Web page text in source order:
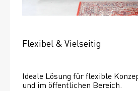
Flexibel & Vielseitig
Ideale Lösung für flexible
und im öffentlichen Bereich.